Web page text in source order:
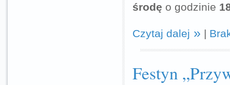
środę o godzinie
Czytaj dalej |
Festyn